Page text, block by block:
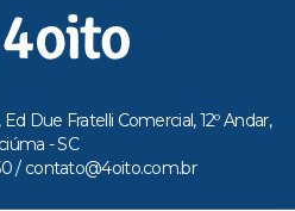
Due Fratelli Comercial, 12º Andar,
- SC
/ contato@4oito.com.br